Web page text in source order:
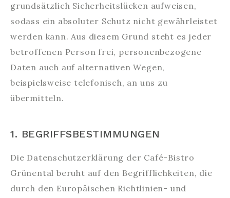
grundsätzlich Sicherheitslücken aufweisen,
sodass ein absoluter Schutz nicht gewährleistet
werden kann. Aus diesem Grund steht es jeder
betroffenen Person frei, personenbezogene
Daten auch auf alternativen Wegen,
beispielsweise telefonisch, an uns zu
übermitteln.
1. BEGRIFFSBESTIMMUNGEN
Die Datenschutzerklärung der Café-Bistro
Grünental beruht auf den Begrifflichkeiten, die
durch den Europäischen Richtlinien- und